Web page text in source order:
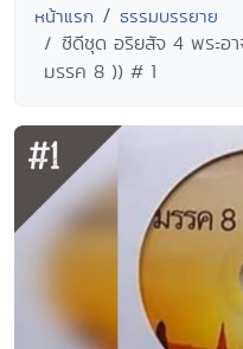
หน้าแรก ธรรมบรรยาย
ซีดีชุด อริยสัจ 4 พระ
มรรค 8 )) # 1